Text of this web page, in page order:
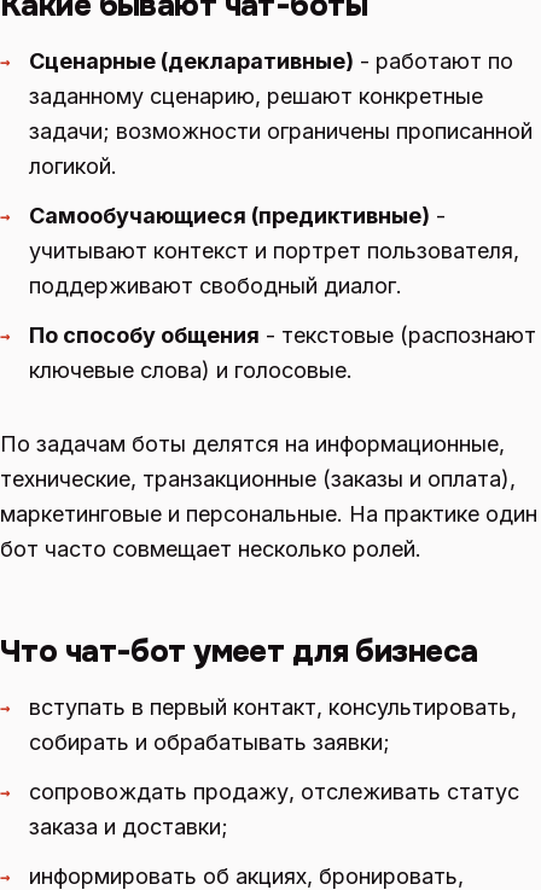
→ Сценарные (декларативные) - работают по
заданному сценарию, решают конкретные
задачи; возможности ограничены прописанной
логикой.
→ Самообучающиеся (предиктивные) -
учитывают контекст и портрет пользователя,
поддерживают свободный диалог.
→ По способу общения - текстовые (распознают
ключевые слова) и голосовые.
По задачам боты делятся на информационные,
технические, транзакционные (заказы и оплата),
маркетинговые и персональные. На практике один
бот часто совмещает несколько ролей.
Что чат-бот умеет для бизнеса
→
вступать в первый контакт, консультировать,
собирать и обрабатывать заявки;
→
сопровождать продажу, отслеживать статус
заказа и доставки;
→
информировать об акциях, бронировать,